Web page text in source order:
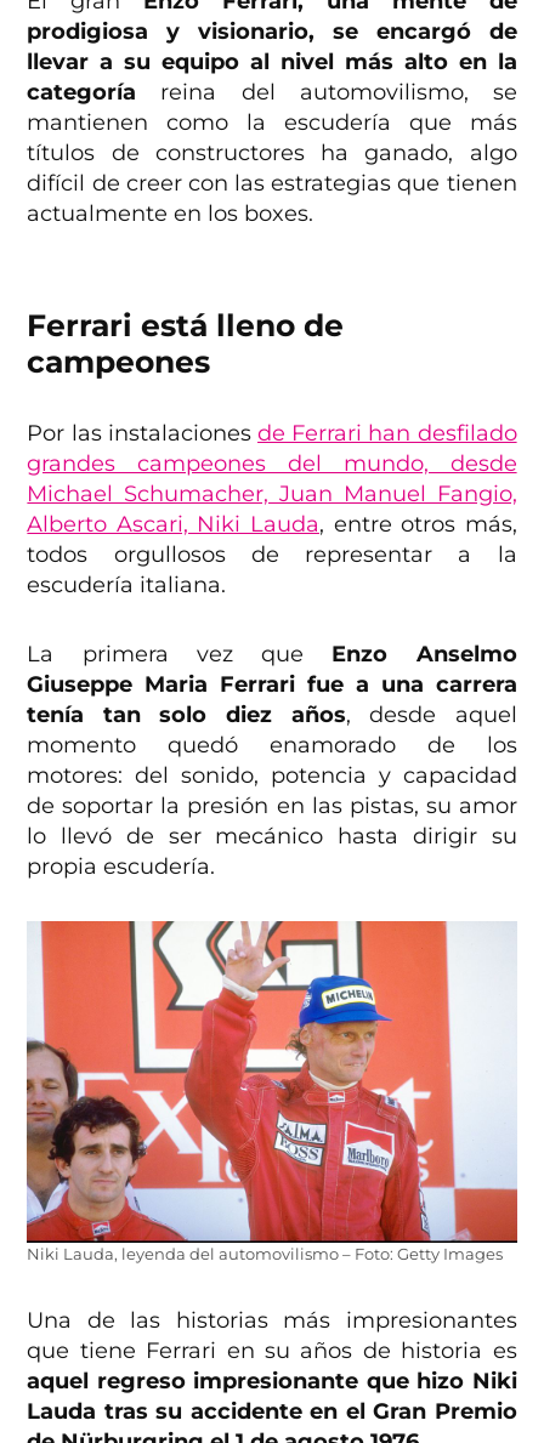
prodigiosa y visionario, se encargó de
llevar a su equipo al nivel más alto en la
categoría reina del automovilismo, se
mantienen como la escudería que más
títulos de constructores ha ganado, algo
difícil de creer con las estrategias que tienen
actualmente en los boxes.
Ferrari está lleno de
campeones
Por las instalaciones de Ferrari han desfilado
grandes campeones del mundo, desde
Michael Schumacher, Juan Manuel Fangio,
Alberto Ascari, Niki Lauda, entre otros más,
todos orgullosos de representar a la
escudería italiana.
La primera vez que Enzo Anselmo
Giuseppe Maria Ferrari fue a una carrera
tenía tan solo diez años, desde aquel
momento quedó enamorado de los
motores: del sonido, potencia y capacidad
de soportar la presión en las pistas, su amor
lo llevó de ser mecánico hasta dirigir su
propia escudería.
Niki Lauda, leyenda del automovilismo – Foto: Getty Images
Una de las historias más impresionantes
que tiene Ferrari en su años de historia es
aquel regreso impresionante que hizo Niki
Lauda tras su accidente en el Gran Premio